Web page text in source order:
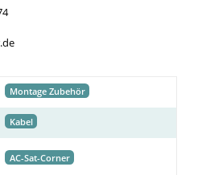
Montage Zubehör
Kabel
AC-Sat-Corner